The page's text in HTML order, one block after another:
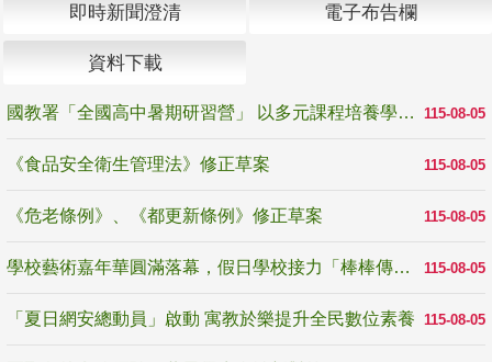
即時新聞澄清 電子布告欄
資料下載
115-08-05
國教署「全國高中暑期研習營」 以多元課程培養學生瞭解誠信專業與倫理價值
115-08-05
《食品安全衛生管理法》修正草案
115-08-05
《危老條例》、《都更新條例》修正草案
115-08-05
學校藝術嘉年華圓滿落幕，假日學校接力「棒棒傳美感」
115-08-05
「夏日網安總動員」啟動 寓教於樂提升全民數位素養